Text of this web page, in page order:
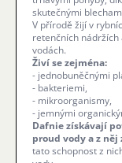
skutečnými
V přírodě žijí v
retenčních
vodách.
Živí se zejména:
- jednobuněčnými
- bakteriemi,
- mikroorganismy,
- jemnými
Dafnie získávají
proud vody a z
tato schopnost z